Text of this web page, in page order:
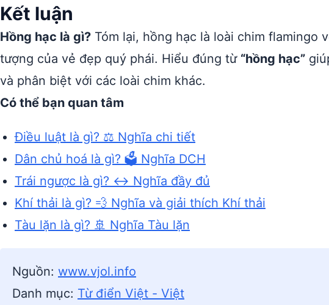
Kết luận
Hồng hạc là gì? Tóm lại, hồng hạc là loài chim flamingo
tượng của vẻ đẹp quý phái. Hiểu đúng từ “hồng hạc”
và phân biệt với các loài chim khác.
Có thể bạn quan tâm
Điều luật là gì? ⚖️ Nghĩa chi tiết
Dân chủ hoá là gì? 🗳️ Nghĩa DCH
Trái ngược là gì? ↔️ Nghĩa đầy đủ
Khí thải là gì? 💨 Nghĩa và giải thích Khí thải
Tàu lặn là gì? 🚢 Nghĩa Tàu lặn
Nguồn: www.vjol.info
Danh mục: Từ điển Việt - Việt